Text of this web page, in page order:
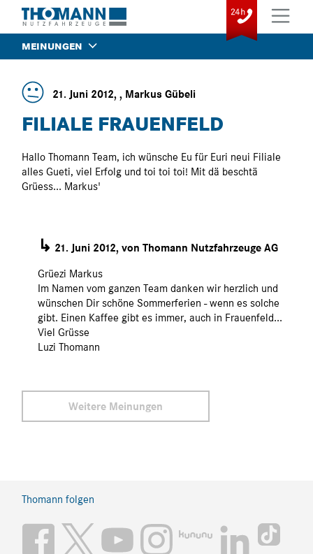
MEINUNGEN
21. Juni 2012, , Markus Gübeli
FILIALE FRAUENFELD
Hallo Thomann Team, ich wünsche Eu für Euri neui Filiale
alles Gueti, viel Erfolg und toi toi toi! Mit dä beschtä
Grüess... Markus'
↳ 21. Juni 2012, von Thomann Nutzfahrzeuge AG
Grüezi Markus
Im Namen vom ganzen Team danken wir herzlich und
wünschen Dir schöne Sommerferien - wenn es solche
gibt. Einen Kaffee gibt es immer, auch in Frauenfeld...
Viel Grüsse
Luzi Thomann
Weitere Meinungen
Thomann folgen